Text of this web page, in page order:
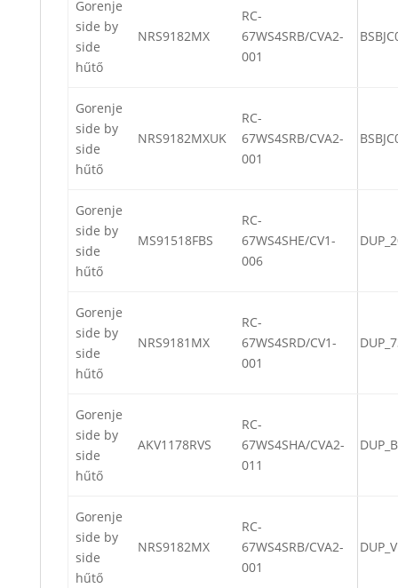
Gorenje
side by
side
hűtő
NRS9182MX
RC-
67WS4SRB/CVA2-
001
Gorenje
side by
side
hűtő
NRS9182MXUK
RC-
67WS4SRB/CVA2-
001
Gorenje
side by
side
hűtő
MS91518FBS
RC-
67WS4SHE/CV1-
006
Gorenje
side by
side
hűtő
NRS9181MX
RC-
67WS4SRD/CV1-
001
Gorenje
side by
side
hűtő
AKV1178RVS
RC-
67WS4SHA/CVA2-
011
Gorenje
side by
side
hűtő
NRS9182MX
RC-
67WS4SRB/CVA2-
001